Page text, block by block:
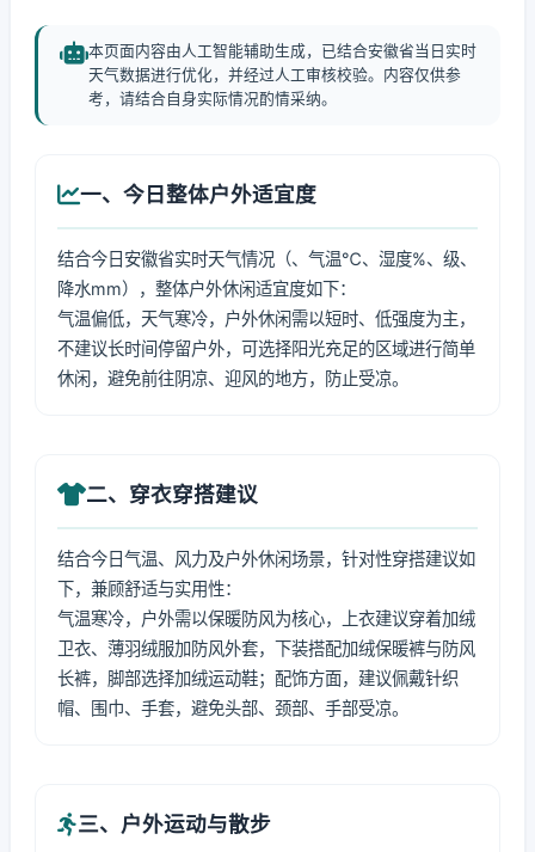
本页面内容由人工智能辅助生成，已结合安徽省当日实时
天气数据进行优化，并经过人工审核校验。内容仅供参
考，请结合自身实际情况酌情采纳。
一、今日整体户外适宜度
结合今日安徽省实时天气情况（、气温℃、湿度%、级、
降水mm），整体户外休闲适宜度如下：
气温偏低，天气寒冷，户外休闲需以短时、低强度为主，
不建议长时间停留户外，可选择阳光充足的区域进行简单
休闲，避免前往阴凉、迎风的地方，防止受凉。
二、穿衣穿搭建议
结合今日气温、风力及户外休闲场景，针对性穿搭建议如
下，兼顾舒适与实用性：
气温寒冷，户外需以保暖防风为核心，上衣建议穿着加绒
卫衣、薄羽绒服加防风外套，下装搭配加绒保暖裤与防风
长裤，脚部选择加绒运动鞋；配饰方面，建议佩戴针织
帽、围巾、手套，避免头部、颈部、手部受凉。
三、户外运动与散步